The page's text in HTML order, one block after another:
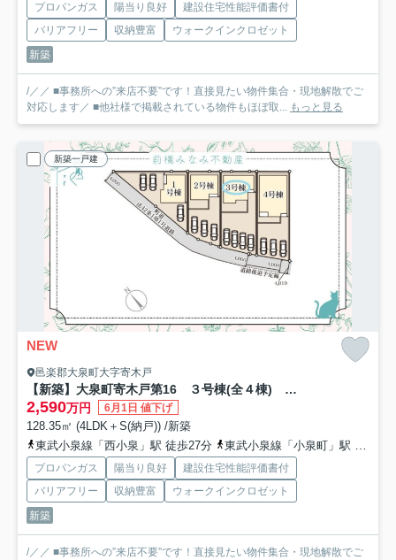
プロパンガス 陽当り良好
建設住宅性能評価書付
バリアフリー
収納豊富
ウォークインクロゼット
新築
/／／ ■事務所への”来店不要”です！直接見たい物件集合・現地解散でご
対応します／ ■他社様で掲載されている物件もほぼ取... もっと見る
新築一戸建
NEW
邑楽郡大泉町大字寄木戸
【新築】大泉町寄木戸第16 ３号棟(全４棟) リーブルガーデン 新築建売分譲
2,590万円 6月1日 値下げ
128.35㎡ (4LDK＋S(納戸)) /新築
東武小泉線「西小泉」駅 徒歩27分
東武小泉線「小泉町」駅 徒歩43分
プロパンガス 陽当り良好
建設住宅性能評価書付
バリアフリー
収納豊富
ウォークインクロゼット
新築
/／／ ■事務所への”来店不要”です！直接見たい物件集合・現地解散でご